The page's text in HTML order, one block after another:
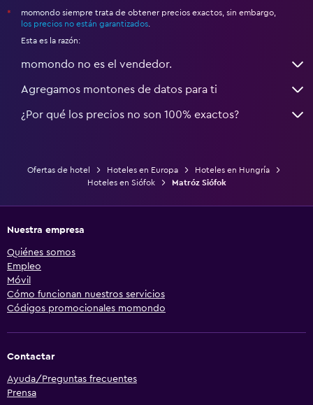
*
momondo siempre trata de obtener precios exactos, sin embargo,
los precios no están garantizados
Esta es la razón:
momondo no es el vendedor.
Agregamos montones de datos para ti
¿Por qué los precios no son 100% exactos?
Ofertas de hotel Hoteles en Europa
Hoteles en Hungría
Hoteles en Siófok
Matróz Siófok
Nuestra empresa
Quiénes somos
Empleo
Móvil
Cómo funcionan nuestros servicios
Códigos promocionales momondo
Contactar
Ayuda/Preguntas frecuentes
Prensa